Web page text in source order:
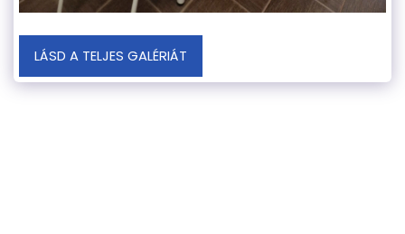
LÁSD A TELJES GALÉRIÁT